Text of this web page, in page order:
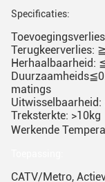
Specificaties:
Terugkeerverlies:
Herhaalbaarheid:
matings
Treksterkte: >10kg
Werkende
CATV/Metro,